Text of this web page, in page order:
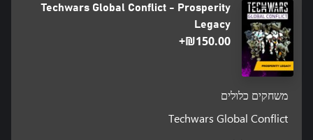
Techwars Global Conflict - Prosperity
Legacy
‪₪‎150.00‬+
משחקים כלולים
Techwars Global Conflict